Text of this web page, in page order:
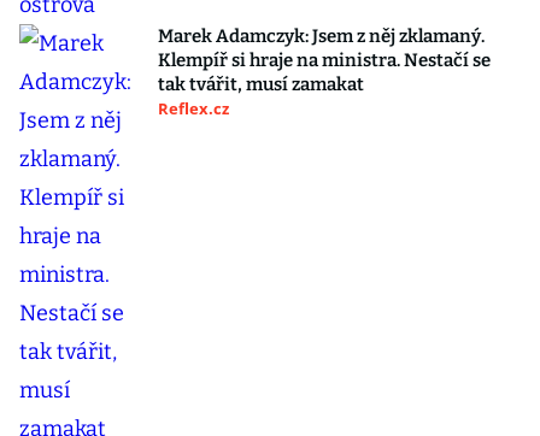
Marek Adamczyk: Jsem z něj zklamaný.
Klempíř si hraje na ministra. Nestačí se
tak tvářit, musí zamakat
Reflex.cz